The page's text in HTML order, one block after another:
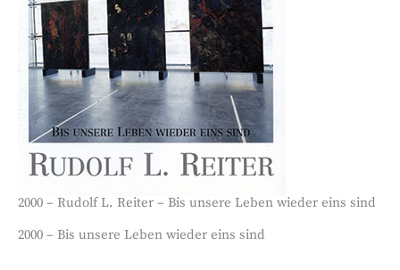
2000 – Rudolf L. Reiter – Bis unsere Leben wieder eins sind
2000 – Bis unsere Leben wieder eins sind